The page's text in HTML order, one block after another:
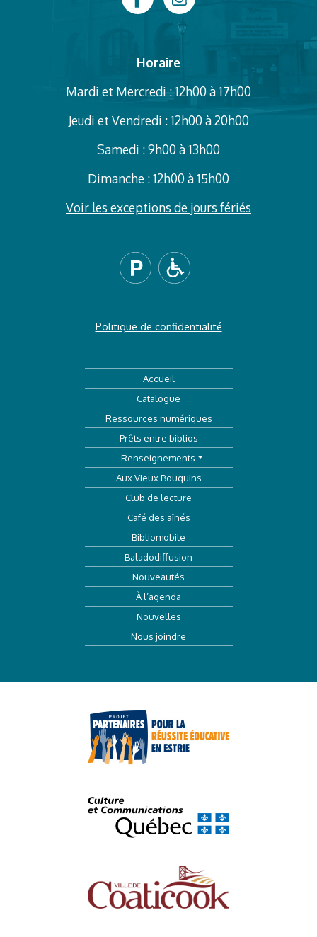
Horaire
Mardi et Mercredi : 12h00 à 17h00
Jeudi et Vendredi : 12h00 à 20h00
Samedi : 9h00 à 13h00
Dimanche : 12h00 à 15h00
Voir les exceptions de jours fériés
Politique de confidentialité
Accueil
Catalogue
Ressources numériques
Prêts entre biblios
Renseignements
Aux Vieux Bouquins
Club de lecture
Café des aînés
Bibliomobile
Baladodiffusion
Nouveautés
À l’agenda
Nouvelles
Nous joindre